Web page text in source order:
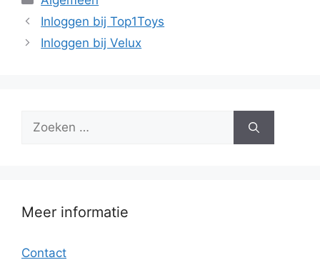
Inloggen bij Top1Toys
Inloggen bij Velux
Zoek
Meer informatie
Contact